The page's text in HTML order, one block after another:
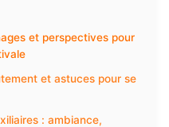
et perspectives pour
et astuces pour se
: ambiance,